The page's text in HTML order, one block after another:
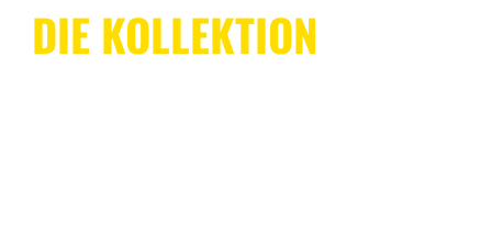
DIE KOLLEKTION